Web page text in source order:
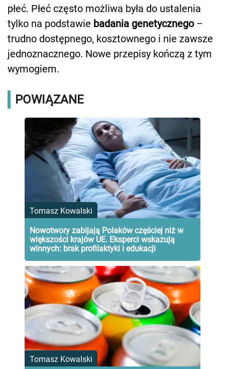
płeć. Płeć często możliwa była do ustalenia
tylko na podstawie badania genetycznego–
trudno dostępnego, kosztownego i nie zawsze
jednoznacznego. Nowe przepisy kończą z tym
wymogiem.
POWIĄZANE
Tomasz Kowalski
Nowotwory zabijają Polaków częściej niż w
większości krajów UE. Eksperci wskazują
winnych: brak profilaktyki i edukacji
Tomasz Kowalski